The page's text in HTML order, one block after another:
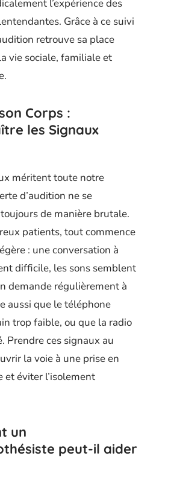
l’expérience des
Grâce à ce suivi
retrouve sa place
vie sociale, familiale et
Corps :
les Signaux
méritent toute notre
d’audition ne se
de manière brutale.
patients, tout commence
: une conversation à
difficile, les sons semblent
demande régulièrement à
aussi que le téléphone
trop faible, ou que la radio
Prendre ces signaux au
la voie à une prise en
et éviter l’isolement
un
peut-il aider